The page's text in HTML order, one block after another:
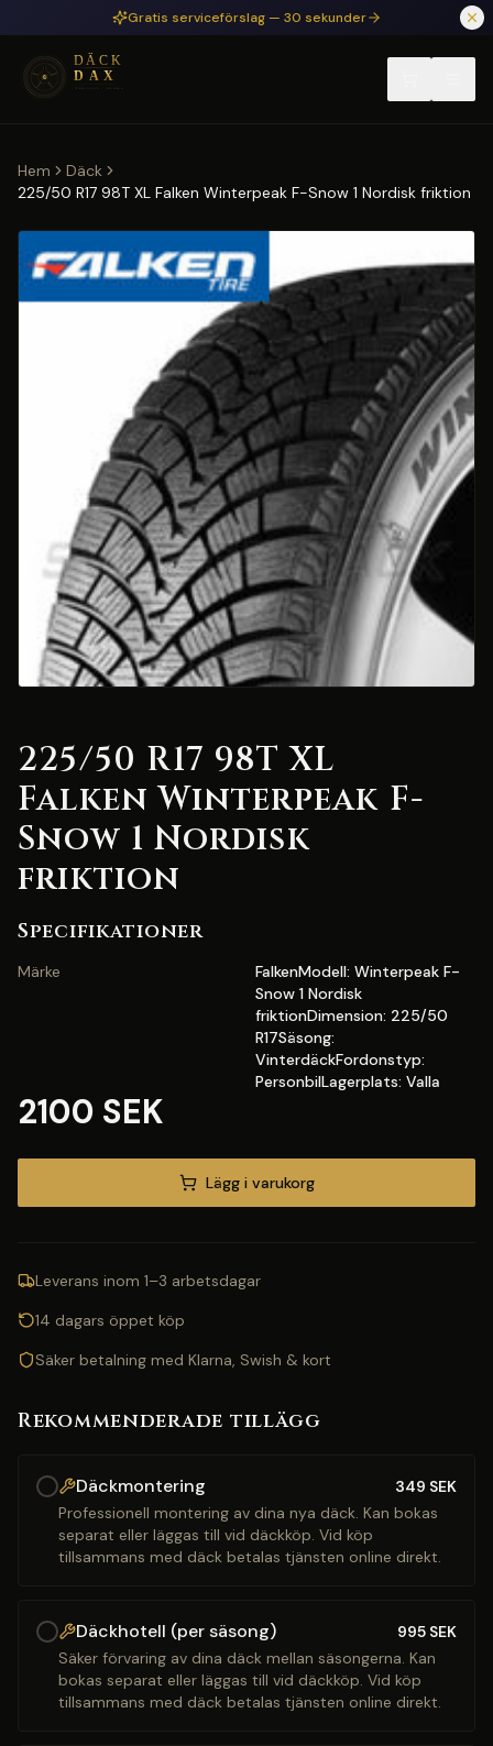
Hoppa till huvudinnehållGratis serviceförslag — 30 sekunder
Hem
Däck
225/50 R17 98T XL Falken Winterpeak F-Snow 1 Nordisk friktion
225/50 R17 98T XL
Falken Winterpeak F-
Snow 1 Nordisk
friktion
Specifikationer
Märke
FalkenModell: Winterpeak F-
Snow 1 Nordisk
friktionDimension: 225/50
R17Säsong:
VinterdäckFordonstyp:
PersonbilLagerplats: Valla
2100 SEK
Lägg i varukorg
Leverans inom 1–3 arbetsdagar
14 dagars öppet köp
Säker betalning med Klarna, Swish & kort
Rekommenderade tillägg
Däckmontering 349 SEK
Professionell montering av dina nya däck. Kan bokas
separat eller läggas till vid däckköp. Vid köp
tillsammans med däck betalas tjänsten online direkt.
Däckhotell (per säsong) 995 SEK
Säker förvaring av dina däck mellan säsongerna. Kan
bokas separat eller läggas till vid däckköp. Vid köp
tillsammans med däck betalas tjänsten online direkt.